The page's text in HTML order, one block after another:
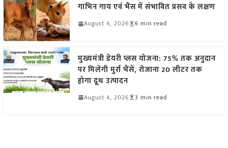
गाभिन गाय एवं भैंस में संभावित प्रसव के लक्षण
August 4, 2026 6 min read
मुख्यमंत्री डेयरी प्लस योजना: 75% तक अनुदान
पर मिलेंगी मुर्रा भैंसें, रोजाना 20 लीटर तक
होगा दूध उत्पादन
August 4, 2026 3 min read